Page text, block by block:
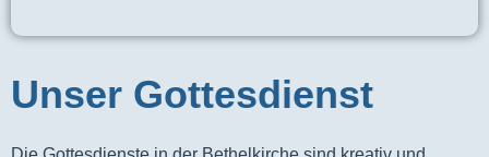
Unser Gottesdienst​